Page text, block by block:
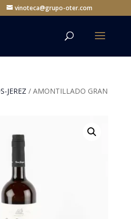
vinoteca@grupo-oter.com
JEREZ / AMONTILLADO GRAN